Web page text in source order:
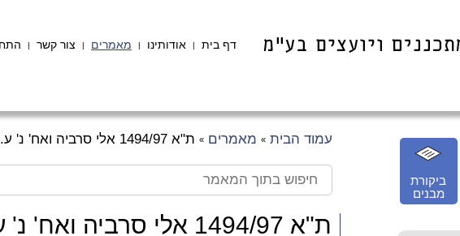
דף בית | אודותינו | מאמרים | צור קשר |
עמוד הבית » מאמרים » ת"א 1494/97 אלי סרביה ואח' נ' ע.ר.מ רעננה לבניה והשכרה בע"מ
ת"א 1494/97 אלי סרביה
ביקורת
מבנים